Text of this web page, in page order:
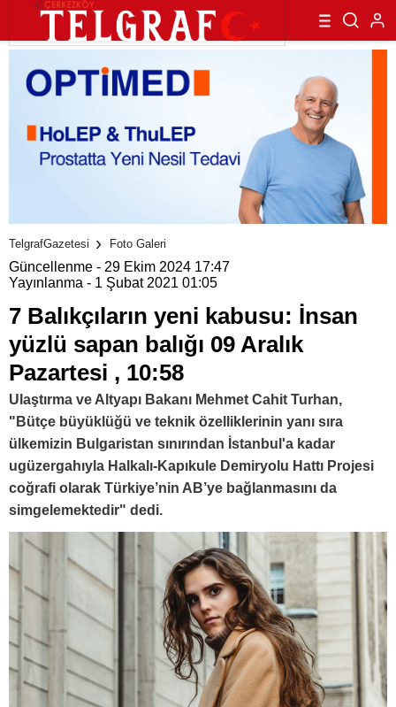
TelgrafGazetesi Foto Galeri
Güncellenme - 29 Ekim 2024 17:47
Yayınlanma - 1 Şubat 2021 01:05
7 Balıkçıların yeni kabusu: İnsan
yüzlü sapan balığı 09 Aralık
Pazartesi , 10:58
Ulaştırma ve Altyapı Bakanı Mehmet Cahit Turhan,
"Bütçe büyüklüğü ve teknik özelliklerinin yanı sıra
ülkemizin Bulgaristan sınırından İstanbul'a kadar
ugüzergahıyla Halkalı-Kapıkule Demiryolu Hattı Projesi
coğrafi olarak Türkiye’nin AB’ye bağlanmasını da
simgelemektedir" dedi.